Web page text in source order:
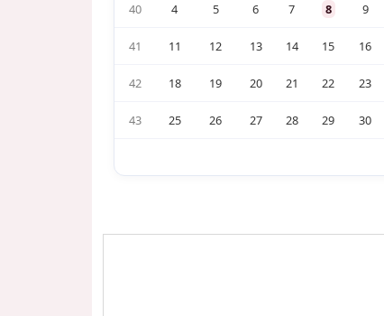
40 4 5 6 7 8 9
41 11 12 13 14 15 16
42 18 19 20 21 22 23
43 25 26 27 28 29 30